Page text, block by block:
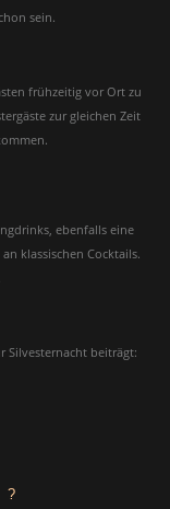
sein.
frühzeitig vor Ort zu
zur gleichen Zeit
ebenfalls eine
klassischen Cocktails.
Silvesternacht beiträgt:
?